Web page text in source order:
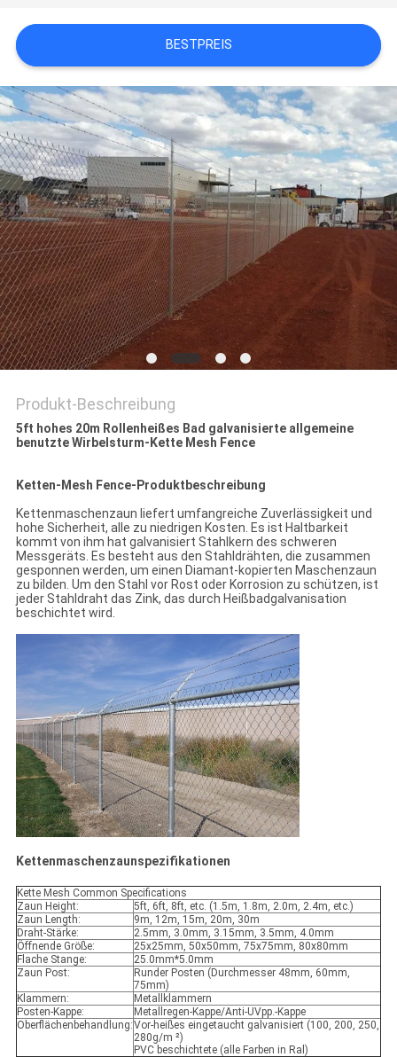
NACHRICHTEN
BESTPREIS
Produkt-Beschreibung
5ft hohes 20m Rollenheißes Bad galvanisierte allgemeine
benutzte Wirbelsturm-Kette Mesh Fence
Ketten-Mesh Fence-Produktbeschreibung
Kettenmaschenzaun liefert umfangreiche Zuverlässigkeit und
hohe Sicherheit, alle zu niedrigen Kosten. Es ist Haltbarkeit
kommt von ihm hat galvanisiert Stahlkern des schweren
Messgeräts. Es besteht aus den Stahldrähten, die zusammen
gesponnen werden, um einen Diamant-kopierten Maschenzaun
zu bilden. Um den Stahl vor Rost oder Korrosion zu schützen, ist
jeder Stahldraht das Zink, das durch Heißbadgalvanisation
beschichtet wird.
Kettenmaschenzaunspezifikationen
Kette Mesh Common Specifications
Zaun Height:
5ft, 6ft, 8ft, etc. (1.5m, 1.8m, 2.0m, 2.4m, etc.)
Zaun Length:
9m, 12m, 15m, 20m, 30m
Draht-Stärke:
2.5mm, 3.0mm, 3.15mm, 3.5mm, 4.0mm
Öffnende Größe:
25x25mm, 50x50mm, 75x75mm, 80x80mm
Flache Stange:
25.0mm*5.0mm
Zaun Post:
Runder Posten (Durchmesser 48mm, 60mm,
75mm)
Klammern:
Metallklammern
Posten-Kappe:
Metallregen-Kappe/Anti-UVpp.-Kappe
Oberflächenbehandlung:Vor-heißes eingetaucht galvanisiert (100, 200, 250,
280g/m ²)
PVC beschichtete (alle Farben in Ral)